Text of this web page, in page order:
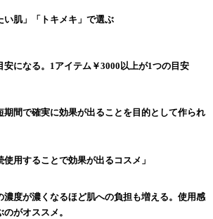
い肌」「トキメキ」で選ぶ
安になる。1アイテム￥3000以上が1つの目安
期間で確実に効果が出ることを目的として作られ
使用することで効果が出るコスメ」
度が濃くなるほど肌への負担も増える。 使用感
がオススメ。